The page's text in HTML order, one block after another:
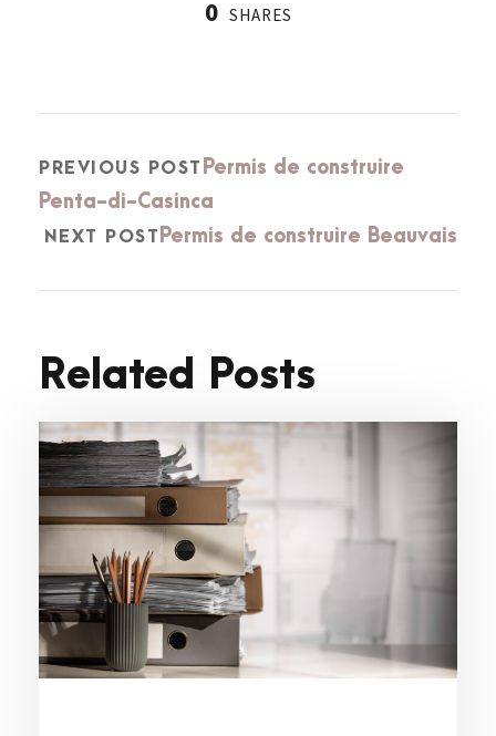
0 SHARES
PREVIOUS POST Permis de construire
Penta-di-Casinca
NEXT POST Permis de construire Beauvais
Related Posts